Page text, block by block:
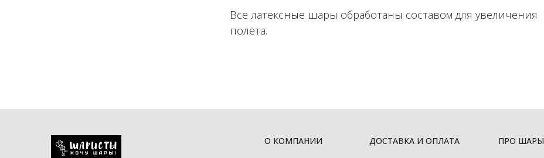
Все латексные шары обработаны составом для увеличения
полёта.
О КОМПАНИИ ДОСТАВКА И ОПЛАТА ПРО ШАРЫ